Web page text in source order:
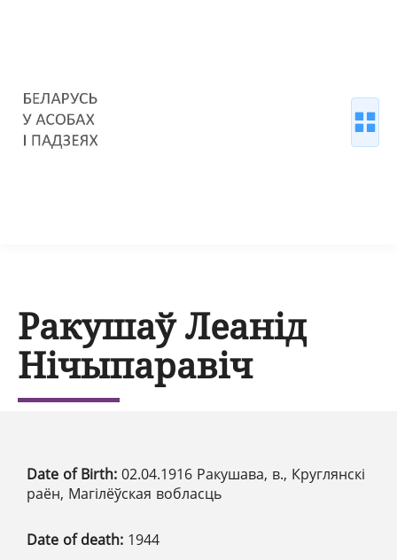
Ракушаў Леанід
Нічыпаравіч
Date of Birth: 02.04.1916 Ракушава, в., Круглянскі
раён, Магілёўская вобласць
Date of death: 1944